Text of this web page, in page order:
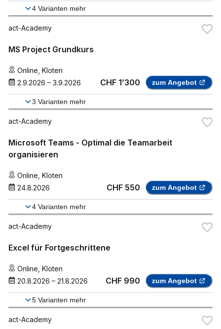
4 Varianten mehr
act-Academy
MS Project Grundkurs
Online Kloten
2.9.2026 – 3.9.2026 CHF 1’300 zum Angebot
3 Varianten mehr
act-Academy
Microsoft Teams - Optimal die Teamarbeit
organisieren
Online Kloten
24.8.2026
CHF 550 zum Angebot
4 Varianten mehr
act-Academy
Excel für Fortgeschrittene
Online Kloten
20.8.2026 – 21.8.2026 CHF 990 zum Angebot
5 Varianten mehr
act-Academy